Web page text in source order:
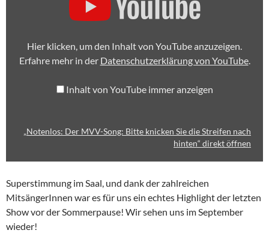
STREIFEN
NACH
Hier klicken, um den Inhalt von YouTube anzuzeigen.
Erfahre mehr in der Datenschutzerklärung von YouTube.
Inhalt von YouTube immer anzeigen
„Notenlos: Der MVV-Song: Bitte knicken Sie die Streifen nach
hinten“ direkt öffnen
Superstimmung im Saal, und dank der zahlreichen
MitsängerInnen war es für uns ein echtes Highlight der letzten
Show vor der Sommerpause! Wir sehen uns im September
wieder!